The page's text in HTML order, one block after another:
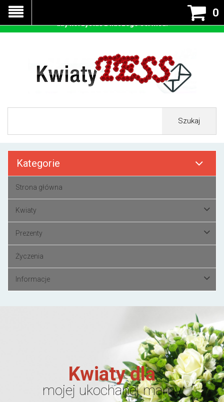
0
Szukaj
Kategorie
Strona główna
Kwiaty
Prezenty
Życzenia
Informacje
Kwiaty dla
mojej ukochanej mamy
Nasza strona korzysta z cookies - czyli tzw ciastek w celu
prawidłowego działania. Zaakceptuj przyjmowanie cookies
aby korzystać z naszego serwisu.